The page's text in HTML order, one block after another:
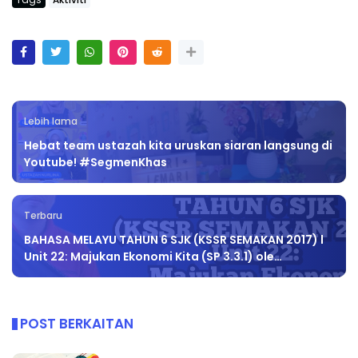
Lebih lama
Hebat team ustazah kita uruskan siaran langsung di
Youtube! #SegmenKhas
Terbaru
BAHASA MELAYU TAHUN 6 SJK (KSSR SEMAKAN 2017) l
Unit 22: Majukan Ekonomi Kita (SP 3.3.1) ole…
POST BERKAITAN